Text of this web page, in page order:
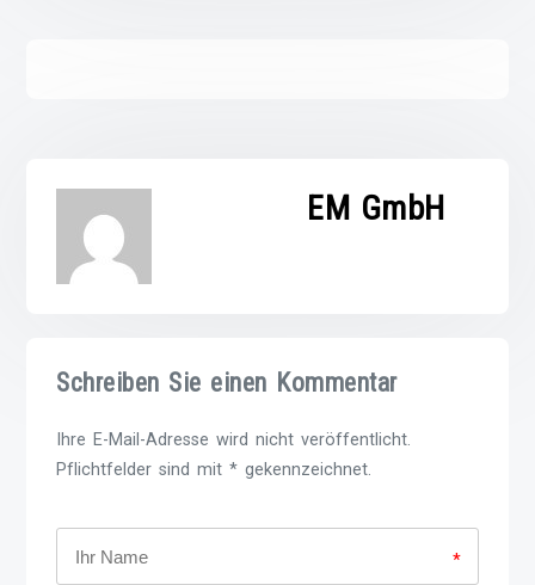
EM GmbH
Schreiben Sie einen Kommentar
Ihre E-Mail-Adresse wird nicht veröffentlicht.
Pflichtfelder sind mit * gekennzeichnet.
*